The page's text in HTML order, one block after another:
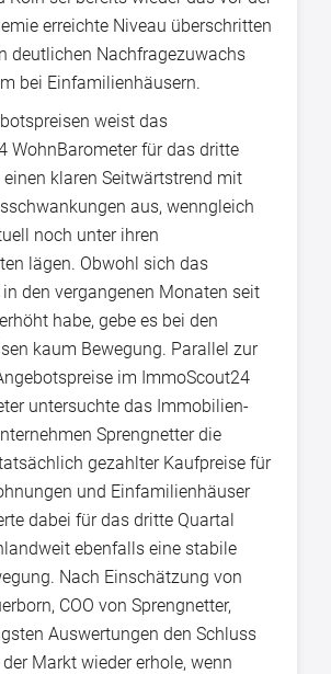
erreichte Niveau überschritten
deutlichen Nachfragezuwachs
bei Einfamilienhäusern.
weist das
WohnBarometer für das dritte
klaren Seitwärtstrend mit
aus, wenngleich
noch unter ihren
lägen. Obwohl sich das
den vergangenen Monaten seit
habe, gebe es bei den
kaum Bewegung. Parallel zur
im ImmoScout24
untersuchte das Immobilien-
Sprengnetter die
gezahlter Kaufpreise für
und Einfamilienhäuser
dabei für das dritte Quartal
ebenfalls eine stabile
Nach Einschätzung von
COO von Sprengnetter,
Auswertungen den Schluss
Markt wieder erhole, wenn